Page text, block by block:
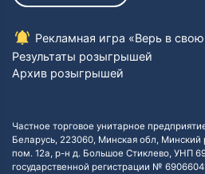
Рекламная игра «Верь в
Результаты розыгрышей
Архив розыгрышей
Частное торговое унитарное
Беларусь, 223060, Минская обл,
пом. 12а, р-н д. Большое Стиклево, УНП
государственной регистрации №